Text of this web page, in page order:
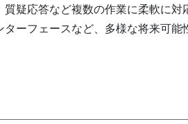
疑応答など複数の作業に柔軟に対
ーフェースなど、多様な将来可能